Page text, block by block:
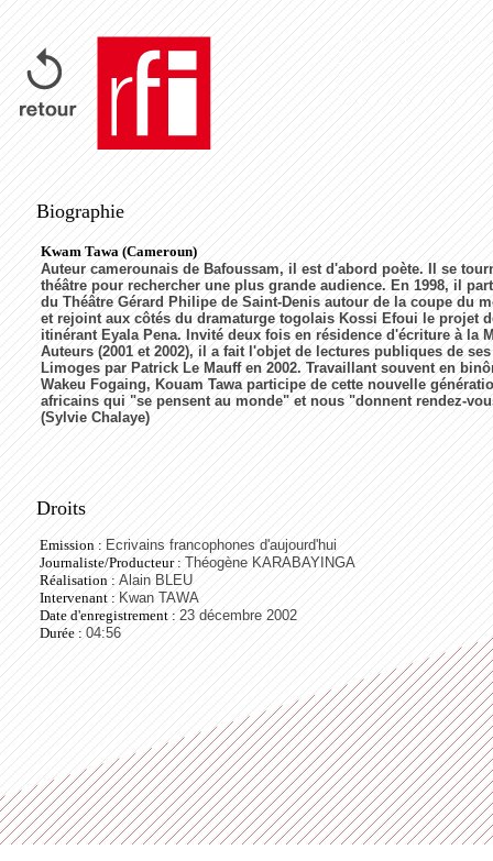
Biographie
Droits
Emission : Ecrivains francophones d'aujourd'hui
Journaliste/Producteur : Théogène KARABAYINGA
Réalisation : Alain BLEU
Intervenant : Kwan TAWA
Date d'enregistrement : 23 décembre 2002
Durée : 04:56
Kwam Tawa (Cameroun)
Auteur camerounais de Bafoussam, il est d'abord poète. Il se
théâtre pour rechercher une plus grande audience. En 1998, il
du Théâtre Gérard Philipe de Saint-Denis autour de la coupe du
et rejoint aux côtés du dramaturge togolais Kossi Efoui le projet
itinérant Eyala Pena. Invité deux fois en résidence d'écriture à la
Auteurs (2001 et 2002), il a fait l'objet de lectures publiques de
Limoges par Patrick Le Mauff en 2002. Travaillant souvent en
Wakeu Fogaing, Kouam Tawa participe de cette nouvelle
africains qui "se pensent au monde" et nous "donnent rendez-
(Sylvie Chalaye)